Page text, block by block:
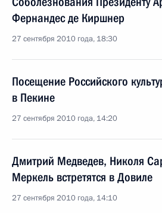
Фернандес де Киршнер
27 сентября 2010 года, 18:30
Посещение Российского
в Пекине
27 сентября 2010 года, 14:20
Дмитрий Медведев, Николя
Меркель встретятся в Довиле
27 сентября 2010 года, 14:10